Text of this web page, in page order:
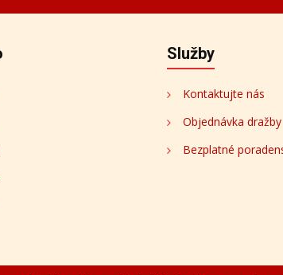
Súhlasím so
týkajúcej sa
Služby